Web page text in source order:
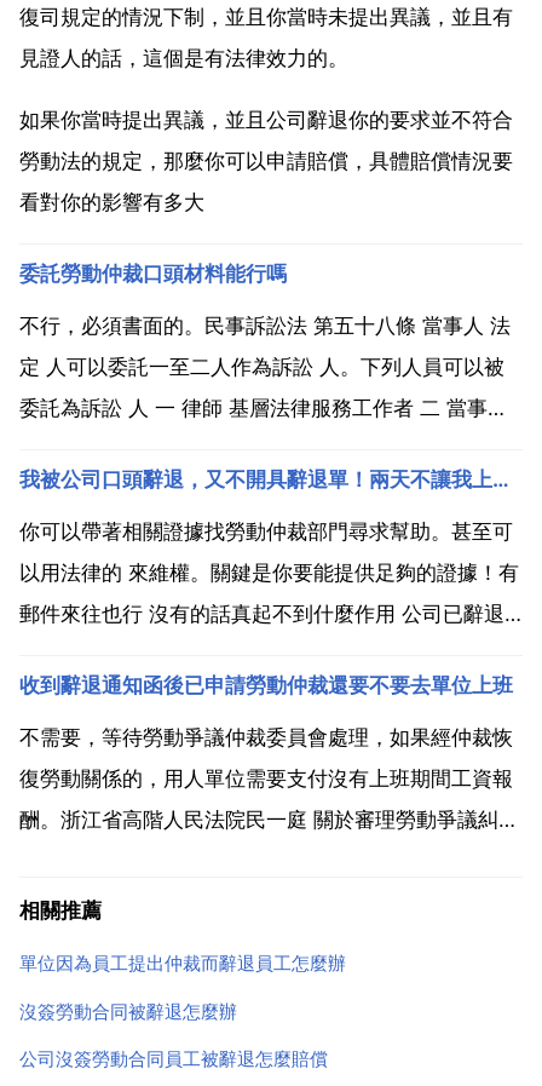
復司規定的情況下制，並且你當時未提出異議，並且有
見證人的話，這個是有法律效力的。
如果你當時提出異議，並且公司辭退你的要求並不符合
勞動法的規定，那麼你可以申請賠償，具體賠償情況要
看對你的影響有多大
委託勞動仲裁口頭材料能行嗎
不行，必須書面的。民事訴訟法 第五十八條 當事人 法
定 人可以委託一至二人作為訴訟 人。下列人員可以被
委託為訴訟 人 一 律師 基層法律服務工作者 二 當事人
關社會團體推薦的公民。第五十九條 委託他人代為訴
訟，必須向人民法院提交由委託人簽名或者蓋章...
我被公司口頭辭退，又不開具辭退單！兩天不讓我上班，第三天又通知我上班，並調離原崗位！我有人證及錄音
你可以帶著相關證據找勞動仲裁部門尋求幫助。甚至可
以用法律的 來維權。關鍵是你要能提供足夠的證據！有
郵件來往也行 沒有的話真起不到什麼作用 公司已辭退
上班了！叫我明天不用來上班了！如果我 一 當單位口
bai 頭提出解除勞du動關係時，勞動者要立即zhi...
收到辭退通知函後已申請勞動仲裁還要不要去單位上班
不需要，等待勞動爭議仲裁委員會處理，如果經仲裁恢
復勞動關係的，用人單位需要支付沒有上班期間工資報
酬。浙江省高階人民法院民一庭 關於審理勞動爭議糾紛
解除勞動合同，勞動者要求撤銷解除勞動合同的決定，
相關推薦
單位因為員工提出仲裁而辭退員工怎麼辦
沒簽勞動合同被辭退怎麼辦
公司沒簽勞動合同員工被辭退怎麼賠償